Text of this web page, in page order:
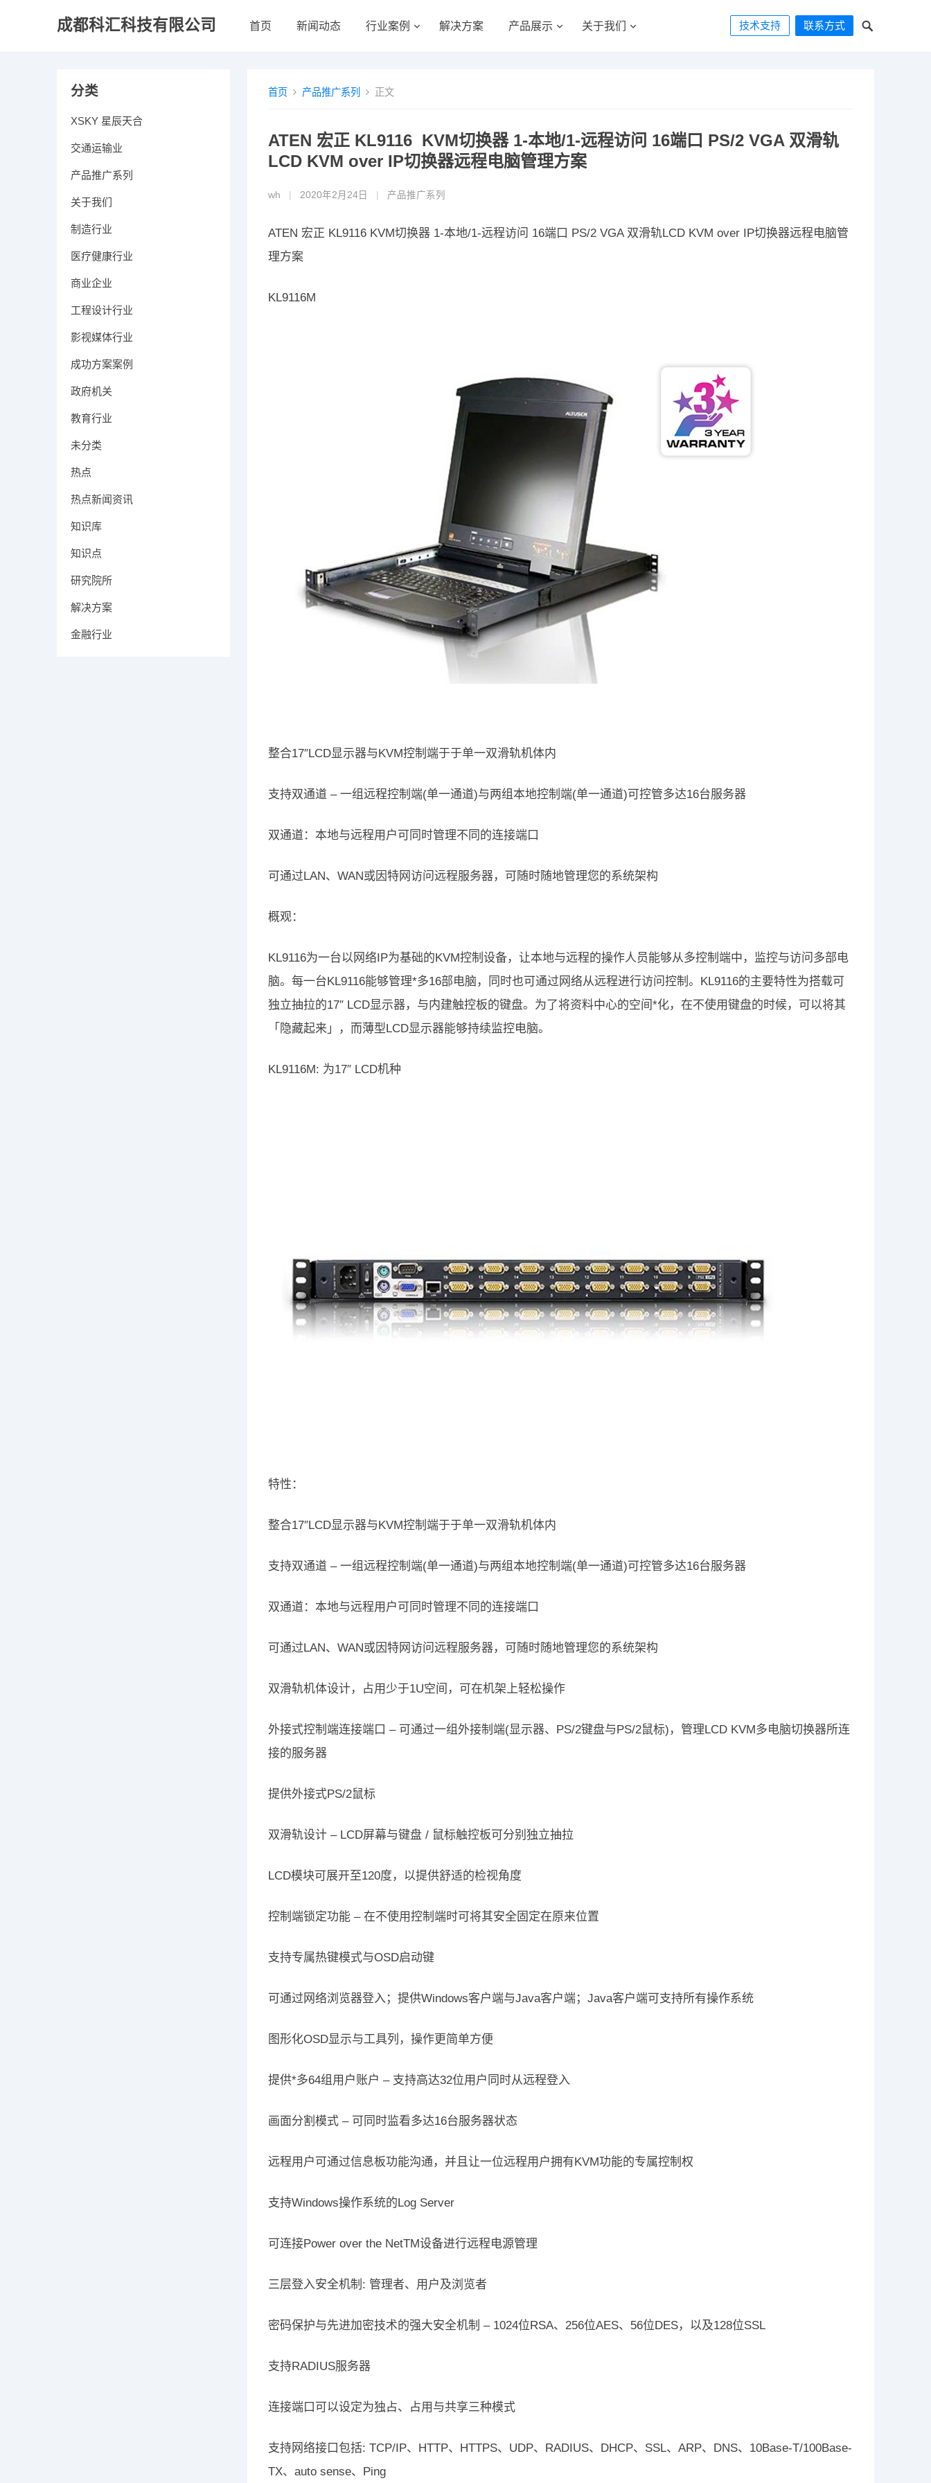
成都科汇科技有限公司 首页 新闻动态 行业案例 解决方案 产品展示 关于我们 技术支持 联系方式
首页 产品推广系列 正文
ATEN 宏正 KL9116 KVM切换器 1-本地/1-远程访问 16端口 PS/2 VGA 双滑轨
LCD KVM over IP切换器远程电脑管理方案
wh 2020年2月24日 产品推广系列
ATEN 宏正 KL9116 KVM切换器 1-本地/1-远程访问 16端口 PS/2 VGA 双滑轨LCD KVM over IP切换器远程电脑管
理方案
KL9116M
整合17″LCD显示器与KVM控制端于于单一双滑轨机体内
支持双通道 – 一组远程控制端(单一通道)与两组本地控制端(单一通道)可控管多达16台服务器
双通道：本地与远程用户可同时管理不同的连接端口
可通过LAN、WAN或因特网访问远程服务器，可随时随地管理您的系统架构
概观：
KL9116为一台以网络IP为基础的KVM控制设备，让本地与远程的操作人员能够从多控制端中，监控与访问多部电
脑。每一台KL9116能够管理*多16部电脑，同时也可通过网络从远程进行访问控制。KL9116的主要特性为搭载可
独立抽拉的17″ LCD显示器，与内建触控板的键盘。为了将资料中心的空间*化，在不使用键盘的时候，可以将其
「隐藏起来」，而薄型LCD显示器能够持续监控电脑。
KL9116M: 为17″ LCD机种
特性：
整合17″LCD显示器与KVM控制端于于单一双滑轨机体内
支持双通道 – 一组远程控制端(单一通道)与两组本地控制端(单一通道)可控管多达16台服务器
双通道：本地与远程用户可同时管理不同的连接端口
可通过LAN、WAN或因特网访问远程服务器，可随时随地管理您的系统架构
双滑轨机体设计，占用少于1U空间，可在机架上轻松操作
外接式控制端连接端口 – 可通过一组外接制端(显示器、PS/2键盘与PS/2鼠标)，管理LCD KVM多电脑切换器所连
接的服务器
提供外接式PS/2鼠标
双滑轨设计 – LCD屏幕与键盘 / 鼠标触控板可分别独立抽拉
LCD模块可展开至120度，以提供舒适的检视角度
控制端锁定功能 – 在不使用控制端时可将其安全固定在原来位置
支持专属热键模式与OSD启动键
可通过网络浏览器登入；提供Windows客户端与Java客户端；Java客户端可支持所有操作系统
图形化OSD显示与工具列，操作更简单方便
提供*多64组用户账户 – 支持高达32位用户同时从远程登入
画面分割模式 – 可同时监看多达16台服务器状态
远程用户可通过信息板功能沟通，并且让一位远程用户拥有KVM功能的专属控制权
支持Windows操作系统的Log Server
可连接Power over the NetTM设备进行远程电源管理
三层登入安全机制: 管理者、用户及浏览者
密码保护与先进加密技术的强大安全机制 – 1024位RSA、256位AES、56位DES，以及128位SSL
支持RADIUS服务器
连接端口可以设定为独占、占用与共享三种模式
支持网络接口包括: TCP/IP、HTTP、HTTPS、UDP、RADIUS、DHCP、SSL、ARP、DNS、10Base-T/100Base-
TX、auto sense、Ping
分类
XSKY 星辰天合
交通运输业
产品推广系列
关于我们
制造行业
医疗健康行业
商业企业
工程设计行业
影视媒体行业
成功方案案例
政府机关
教育行业
未分类
热点
热点新闻资讯
知识库
知识点
研究院所
解决方案
金融行业